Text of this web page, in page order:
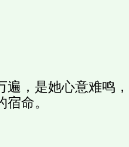
遍，是她心意难鸣
命。